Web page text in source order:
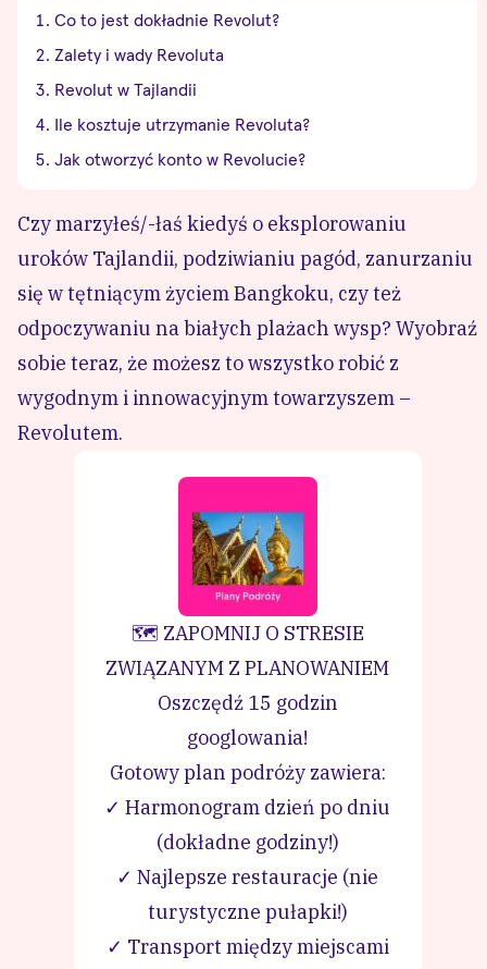
Co to jest dokładnie Revolut?
Zalety i wady Revoluta
Revolut w Tajlandii
Ile kosztuje utrzymanie Revoluta?
Jak otworzyć konto w Revolucie?
Czy marzyłeś/-łaś kiedyś o eksplorowaniu
uroków Tajlandii, podziwianiu pagód, zanurzaniu
się w tętniącym życiem Bangkoku, czy też
odpoczywaniu na białych plażach wysp? Wyobraź
sobie teraz, że możesz to wszystko robić z
wygodnym i innowacyjnym towarzyszem –
Revolutem.
🗺️ ZAPOMNIJ O STRESIE
ZWIĄZANYM Z PLANOWANIEM
Oszczędź 15 godzin
googlowania!
Gotowy plan podróży zawiera:
✓ Harmonogram dzień po dniu
(dokładne godziny!)
✓ Najlepsze restauracje (nie
turystyczne pułapki!)
✓ Transport między miejscami